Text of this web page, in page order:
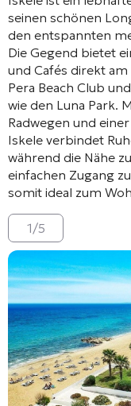
seinen schönen
den entspannten
Die Gegend bietet
und Cafés direkt
Pera Beach Club
wie den Luna Park.
Radwegen und
Iskele verbindet
während die Nähe zu
einfachen Zugang
somit ideal zum
1/5